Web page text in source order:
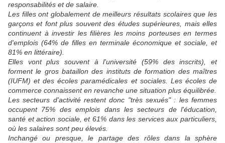
responsabilités et de salaire.
Les filles ont globalement de meilleurs résultats scolaires que les
garçons et font plus souvent des études supérieures, mais elles
continuent à investir les filières les moins porteuses en termes
d'emplois (64% de filles en terminale économique et sociale, et
81% en littéraire).
Elles vont plus souvent à l'université (59% des inscrits), et
forment le gros bataillon des instituts de formation des maîtres
(IUFM) et des écoles paramédicales et sociales. Les écoles de
commerce connaissent en revanche une situation plus équilibrée.
Les secteurs d'activité restent donc "très sexués" : les femmes
occupent 75% des emplois dans les secteurs de l'éducation,
santé et action sociale, et 61% dans les services aux particuliers,
où les salaires sont peu élevés.
Inchangé ou presque, le partage des rôles dans la sphère